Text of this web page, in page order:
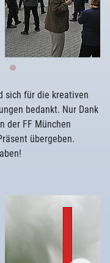
sich für die kreativen
bedankt. Nur Dank
der FF München
übergeben.